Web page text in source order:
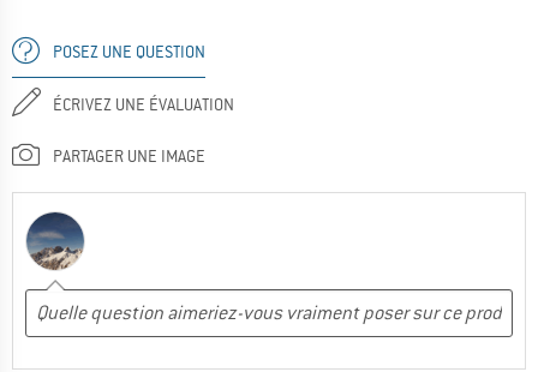
POSEZ UNE QUESTION
ÉCRIVEZ UNE ÉVALUATION
PARTAGER UNE IMAGE